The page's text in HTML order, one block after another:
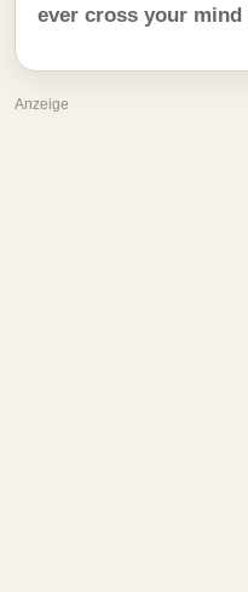
ever cross your mind
Anzeige